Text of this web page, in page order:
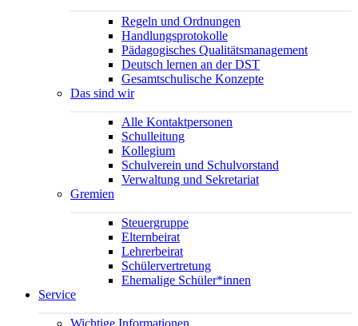
Regeln und Ordnungen
Handlungsprotokolle
Pädagogisches Qualitätsmanagement
Deutsch lernen an der DST
Gesamtschulische Konzepte
Das sind wir
Alle Kontaktpersonen
Schulleitung
Kollegium
Schulverein und Schulvorstand
Verwaltung und Sekretariat
Gremien
Steuergruppe
Elternbeirat
Lehrerbeirat
Schülervertretung
Ehemalige Schüler*innen
Service
Wichtige Informationen